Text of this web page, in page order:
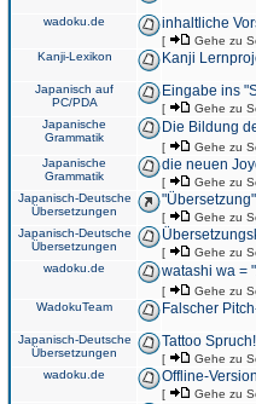
wadoku.de inhaltliche
[ Gehe zu
Kanji-Lexikon
Kanji
Japanisch auf
PC/PDA
Eingabe ins
[ Gehe zu
Japanische
Grammatik
Die Bildung
[ Gehe zu
Japanische
Grammatik
die neuen
[ Gehe zu
Japanisch-Deutsche
Übersetzungen
"Übersetzung"
[ Gehe zu
Japanisch-Deutsche
Übersetzungen
[ Gehe zu
wadoku.de
watashi wa =
[ Gehe zu
WadokuTeam
Falscher
Japanisch-Deutsche
Übersetzungen
Tattoo Spruch!
[ Gehe zu
wadoku.de
Offline-
[ Gehe zu